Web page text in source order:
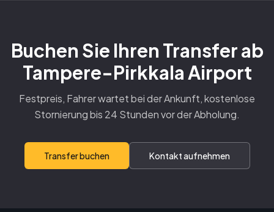
Buchen Sie Ihren Transfer ab
Tampere-Pirkkala Airport
Festpreis, Fahrer wartet bei der Ankunft, kostenlose
Stornierung bis 24 Stunden vor der Abholung.
Transfer buchen Kontakt aufnehmen